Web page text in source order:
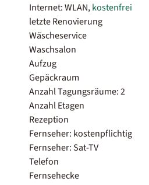
Internet: WLAN,kostenfrei
letzte Renovierung
Wäscheservice
Waschsalon
Aufzug
Gepäckraum
Anzahl Tagungsräume: 2
Anzahl Etagen
Rezeption
Fernseher: kostenpflichtig
Fernseher: Sat-TV
Telefon
Fernsehecke